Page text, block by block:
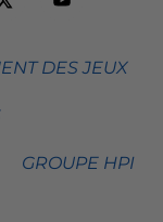
DES JEUX
GROUPE HPI